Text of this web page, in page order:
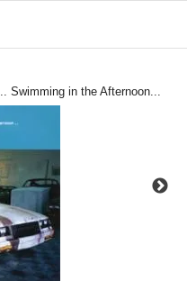
Swimming in the Afternoon...